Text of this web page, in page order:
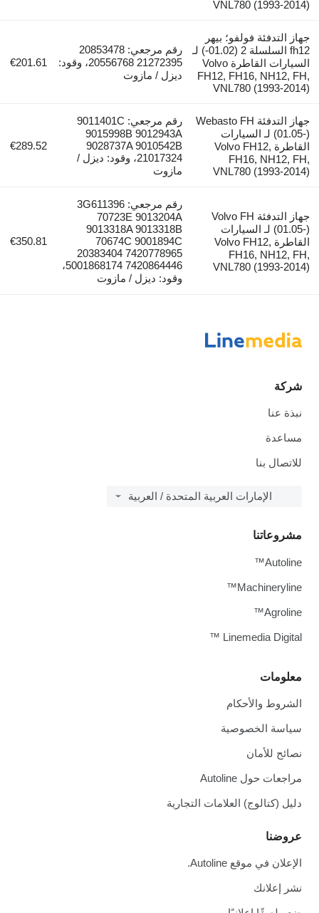
VNL780 (1993-2014)
جهاز التدفئة فولفو؛ بيهر
fh12 السلسلة 2 (01.02-) لـ
السيارات القاطرة Volvo
FH12, FH16, NH12, FH,
VNL780 (1993-2014)
رقم مرجعي: 20853478
21272395 20556768، وقود:
ديزل / مازوت
€201.61
جهاز التدفئة Webasto FH
(01.05-) لـ السيارات
القاطرة Volvo FH12,
FH16, NH12, FH,
VNL780 (1993-2014)
رقم مرجعي: 9011401C
9015998B 9012943A
9028737A 9010542B
21017324، وقود: ديزل /
مازوت
€289.52
جهاز التدفئة Volvo FH
(01.05-) لـ السيارات
القاطرة Volvo FH12,
FH16, NH12, FH,
VNL780 (1993-2014)
رقم مرجعي: 3G611396
70723E 9013204A
9013318A 9013318B
70674C 9001894С
20383404 7420778965
5001868174 7420864446،
وقود: ديزل / مازوت
€350.81
شركة
نبذة عنا
مساعدة
للاتصال بنا
الإمارات العربية المتحدة / العربية
معلومات
الشروط والأحكام
سياسة الخصوصية
نصائح للأمان
مراجعات حول Autoline
دليل (كتالوج) العلامات التجارية
عروضنا
الإعلان في موقع Autoline.
نشر إعلانك
مشروعاتنا
Autoline™
Machineryline™
Agroline™
Linemedia Digital ™